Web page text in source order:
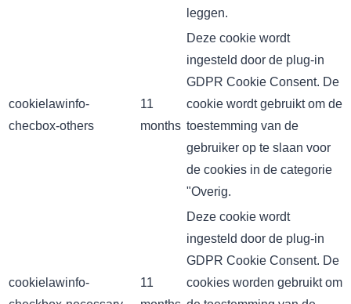
leggen.
cookielawinfo-
checbox-others
11
months
Deze cookie wordt
ingesteld door de plug-in
GDPR Cookie Consent. De
cookie wordt gebruikt om de
toestemming van de
gebruiker op te slaan voor
de cookies in de categorie
"Overig.
cookielawinfo-
11
Deze cookie wordt
ingesteld door de plug-in
GDPR Cookie Consent. De
cookies worden gebruikt om